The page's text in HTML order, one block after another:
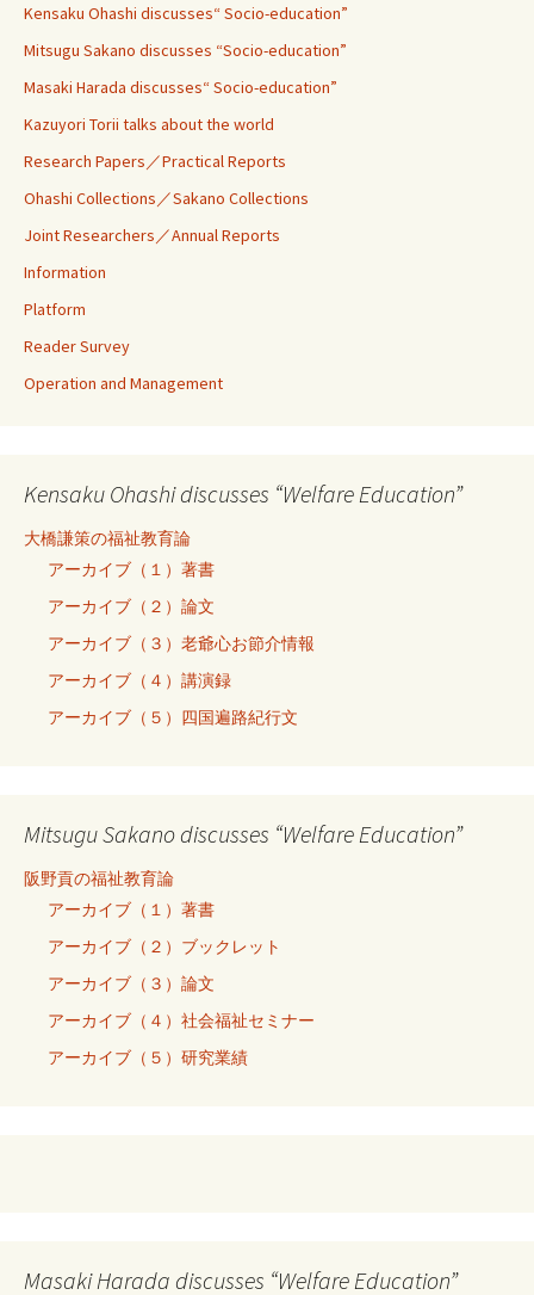
Kensaku Ohashi discusses“ Socio-education”
Mitsugu Sakano discusses “Socio-education”
Masaki Harada discusses“ Socio-education”
Kazuyori Torii talks about the world
Research Papers／Practical Reports
Ohashi Collections／Sakano Collections
Joint Researchers／Annual Reports
Information
Platform
Reader Survey
Operation and Management
Kensaku Ohashi discusses “Welfare Education”
大橋謙策の福祉教育論
アーカイブ（１）著書
アーカイブ（２）論文
アーカイブ（３）老爺心お節介情報
アーカイブ（４）講演録
アーカイブ（５）四国遍路紀行文
Mitsugu Sakano discusses “Welfare Education”
阪野貢の福祉教育論
アーカイブ（１）著書
アーカイブ（２）ブックレット
アーカイブ（３）論文
アーカイブ（４）社会福祉セミナー
アーカイブ（５）研究業績
Masaki Harada discusses “Welfare Education”